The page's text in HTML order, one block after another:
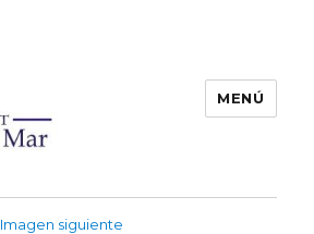
MENÚ
Imagen siguiente